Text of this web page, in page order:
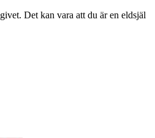
Det kan vara att du är en eldsjäl